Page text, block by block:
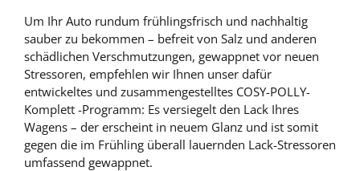
Um Ihr Auto rundum frühlingsfrisch und nachhaltig
sauber zu bekommen – befreit von Salz und anderen
schädlichen Verschmutzungen, gewappnet vor neuen
Stressoren, empfehlen wir Ihnen unser dafür
entwickeltes und zusammengestelltes COSY-POLLY-
Komplett -Programm: Es versiegelt den Lack Ihres
Wagens – der erscheint in neuem Glanz und ist somit
gegen die im Frühling überall lauernden Lack-Stressoren
umfassend gewappnet.